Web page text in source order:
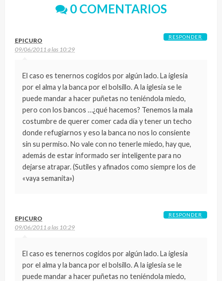
0 COMENTARIOS
EPICURO
09/06/2011 a las 10:29
El caso es tenernos cogidos por algún lado. La iglesia
por el alma y la banca por el bolsillo. A la iglesia se le
puede mandar a hacer puñetas no teniéndola miedo,
pero con los bancos …¿qué hacemos? Tenemos la mala
costumbre de querer comer cada día y tener un techo
donde refugiarnos y eso la banca no nos lo consiente
sin su permiso. No vale con no tenerle miedo, hay que,
además de estar informado ser inteligente para no
dejarse atrapar. (Sutiles y afinados como siempre los de
«vaya semanita»)
RESPONDER
EPICURO
09/06/2011 a las 10:29
El caso es tenernos cogidos por algún lado. La iglesia
por el alma y la banca por el bolsillo. A la iglesia se le
puede mandar a hacer puñetas no teniéndola miedo,
RESPONDER